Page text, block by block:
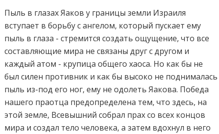
Пыль в глазах Яаков у границы земли Израиля
вступает в борьбу с ангелом, который пускает ему
пыль в глаза - стремится создать ощущение, что все
составляющие мира не связаны друг с другом и
каждый атом - крупица общего хаоса. Но как бы не
был силен противник и как бы высоко не поднималась
пыль из-под его ног, ему не одолеть Яакова. Победа
нашего праотца предопределена тем, что здесь, на
этой земле, Всевышний собрал прах со всех концов
мира и создал тело человека, а затем вдохнул в него